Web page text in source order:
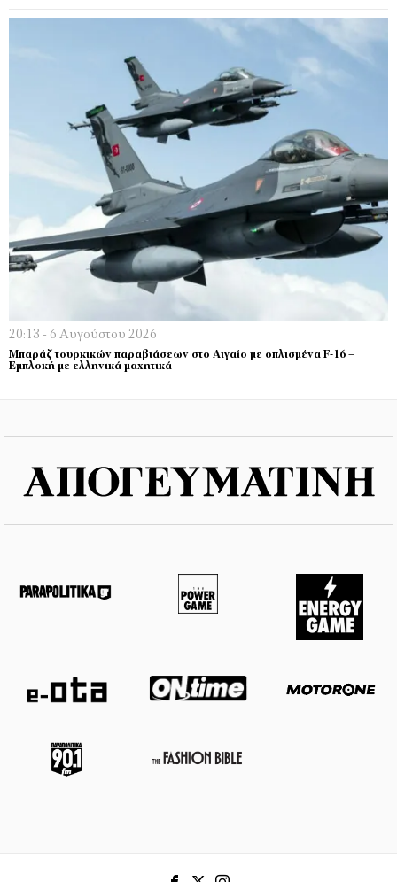
20:13 - 6 Αυγούστου 2026
Μπαράζ τουρκικών παραβιάσεων στο Αιγαίο με οπλισμένα F-16 –
Εμπλοκή με ελληνικά μαχητικά